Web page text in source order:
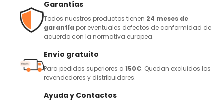
Garantías
Todos nuestros productos tienen 24 meses de
garantía por eventuales defectos de conformidad de
acuerdo con la normativa europea.
Envío gratuito
Para pedidos superiores a 150€. Quedan excluidos los
revendedores y distribuidores.
Ayuda y Contactos